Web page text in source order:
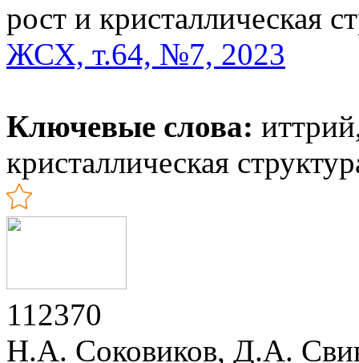
рост и кристаллическая
ЖСХ, т.64, №7, 2023
Ключевые слова:
кристаллическая
112370
Н.А. Соковиков, Д.А.